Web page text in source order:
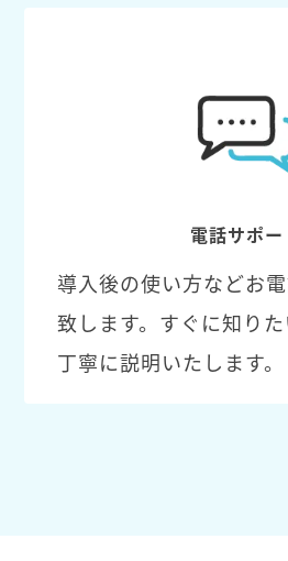
電話サポー
導入後の使い方などお
致します。すぐに知り
丁寧に説明いたします。